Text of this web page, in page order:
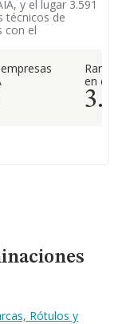
y el lugar 3.591
técnicos de
con el
en el
Rótulos y